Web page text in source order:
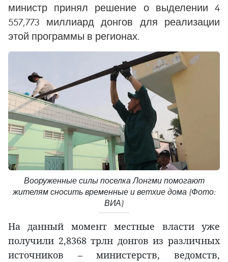
министр принял решение о выделении 4
557,773 миллиард донгов для реализации
этой программы в регионах.
Вооруженные силы поселка Лонгми помогают
жителям сносить временные и ветхие дома (Фото:
ВИА)
На данный момент местные власти уже
получили 2,8368 трлн донгов из различных
источников – министерств, ведомств,